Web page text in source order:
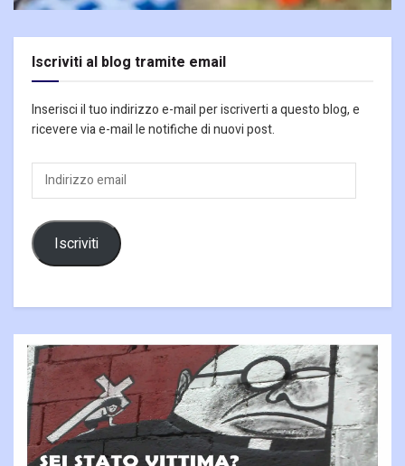
Iscriviti al blog tramite email
Inserisci il tuo indirizzo e-mail per iscriverti a questo blog, e
ricevere via e-mail le notifiche di nuovi post.
Indirizzo
email
Iscriviti